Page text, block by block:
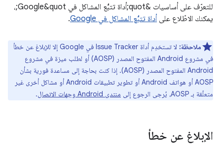
للتعرّف على أساسيات &quot;أداة تتبُّع المشاكل في Google&quot;،
يمكنك الاطّلاع على أداة تتبُّع المشاكل في Google .
ملاحظة:
لا تستخدِم أداة Issue Tracker في Google إلا للإبلاغ عن خطأ
في مشروع Android المفتوح المصدر (AOSP) أو لطلب ميزة في مشروع
Android المفتوح المصدر (AOSP). إذا كنت بحاجة إلى مساعدة فورية بشأن
AOSP أو هواتف Android أو تطوير تطبيقات Android أو مشاكل أخرى غير
متعلّقة بـ AOSP، يُرجى الرجوع إلى
منتدى Android وجهات الاتصال .
الإبلاغ عن خطأ